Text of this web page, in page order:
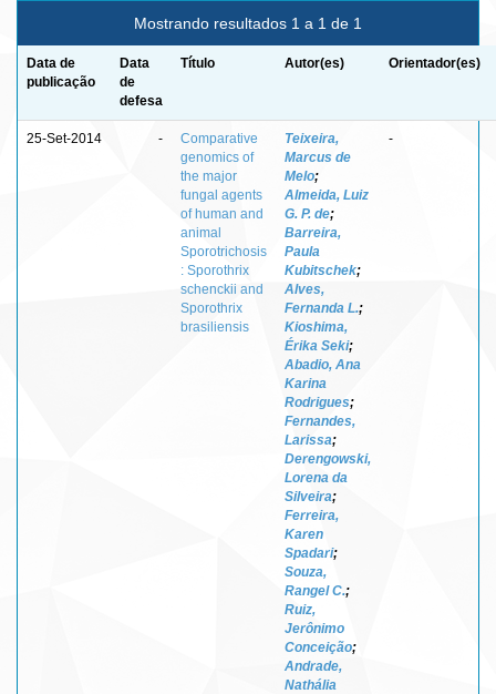
Mostrando resultados 1 a 1 de 1
Data de
publicação
Data
de
defesa
Título Autor(es) Orientador(es)
25-Set-2014 -
Comparative
genomics of
the major
fungal agents
of human and
animal
Sporotrichosis
: Sporothrix
schenckii and
Sporothrix
brasiliensis
Teixeira,
Marcus de
Melo;
Almeida, Luiz
G. P. de;
Barreira,
Paula
Kubitschek;
Alves,
Fernanda L.;
Kioshima,
Érika Seki;
Abadio, Ana
Karina
Rodrigues;
Fernandes,
Larissa;
Derengowski,
Lorena da
Silveira;
Ferreira,
Karen
Spadari;
Souza,
Rangel C.;
Ruiz,
Jerônimo
Conceição;
Andrade,
Nathália
-